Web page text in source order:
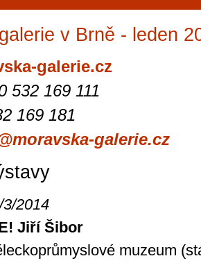
v Brně - leden
galerie.cz
532 169 111
169 181
galerie.cz
2014
Jiří Šibor
muzeum
Průvodce
Brně: Od
automaty
zajímavé
restaurace,
také místem, kde si
kasinové hry. V
širokou nabídku her
jak pro pravidelné
V...